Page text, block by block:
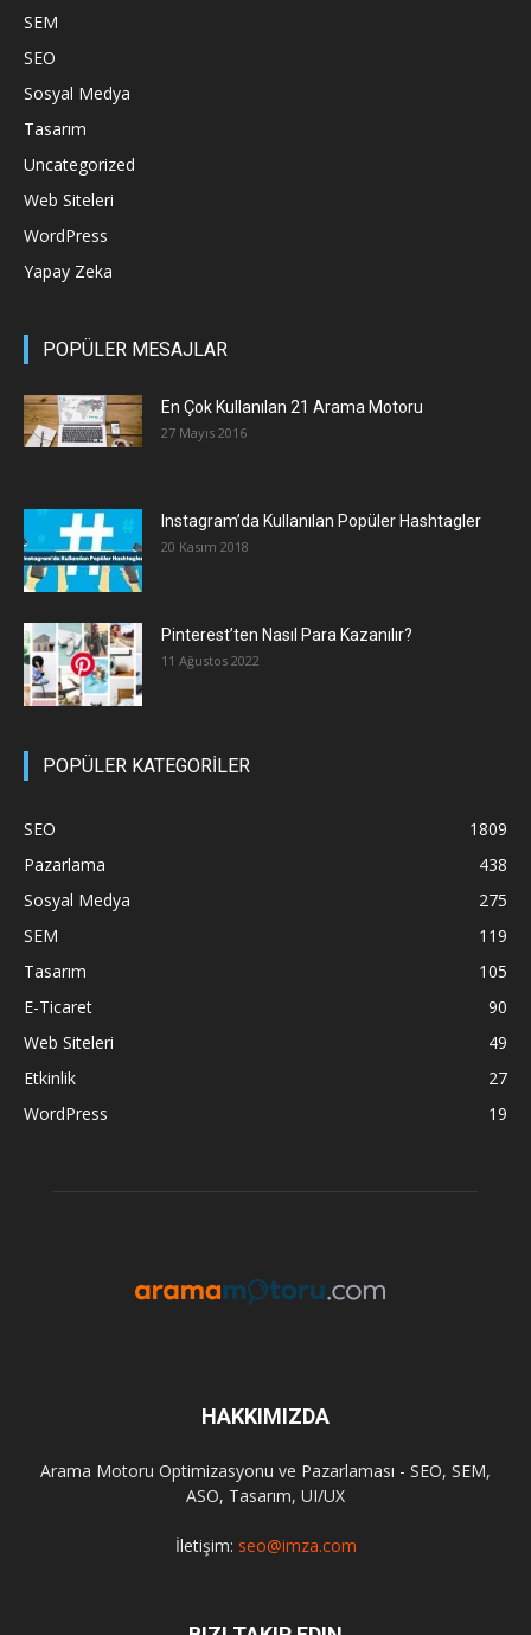
SEM
SEO
Sosyal Medya
Tasarım
Uncategorized
Web Siteleri
WordPress
Yapay Zeka
POPÜLER MESAJLAR
En Çok Kullanılan 21 Arama Motoru
27 Mayıs 2016
Instagram’da Kullanılan Popüler Hashtagler
20 Kasım 2018
Pinterest’ten Nasıl Para Kazanılır?
11 Ağustos 2022
POPÜLER KATEGORİLER
SEO
1809
Pazarlama
438
Sosyal Medya
275
SEM
119
Tasarım
105
E-Ticaret
90
Web Siteleri
49
Etkinlik
27
WordPress
19
HAKKIMIZDA
Arama Motoru Optimizasyonu ve Pazarlaması - SEO, SEM,
ASO, Tasarım, UI/UX
İletişim: seo@imza.com